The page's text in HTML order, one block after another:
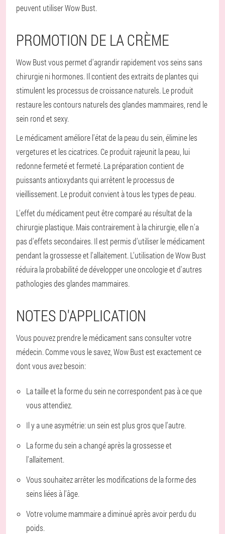
peuvent utiliser Wow Bust.
PROMOTION DE LA CRÈME
Wow Bust vous permet d'agrandir rapidement vos seins sans
chirurgie ni hormones. Il contient des extraits de plantes qui
stimulent les processus de croissance naturels. Le produit
restaure les contours naturels des glandes mammaires, rend le
sein rond et sexy.
Le médicament améliore l'état de la peau du sein, élimine les
vergetures et les cicatrices. Ce produit rajeunit la peau, lui
redonne fermeté et fermeté. La préparation contient de
puissants antioxydants qui arrêtent le processus de
vieillissement. Le produit convient à tous les types de peau.
L'effet du médicament peut être comparé au résultat de la
chirurgie plastique. Mais contrairement à la chirurgie, elle n'a
pas d'effets secondaires. Il est permis d'utiliser le médicament
pendant la grossesse et l'allaitement. L'utilisation de Wow Bust
réduira la probabilité de développer une oncologie et d'autres
pathologies des glandes mammaires.
NOTES D'APPLICATION
Vous pouvez prendre le médicament sans consulter votre
médecin. Comme vous le savez, Wow Bust est exactement ce
dont vous avez besoin:
La taille et la forme du sein ne correspondent pas à ce que
vous attendiez.
Il y a une asymétrie: un sein est plus gros que l'autre.
La forme du sein a changé après la grossesse et
l'allaitement.
Vous souhaitez arrêter les modifications de la forme des
seins liées à l'âge.
Votre volume mammaire a diminué après avoir perdu du
poids.